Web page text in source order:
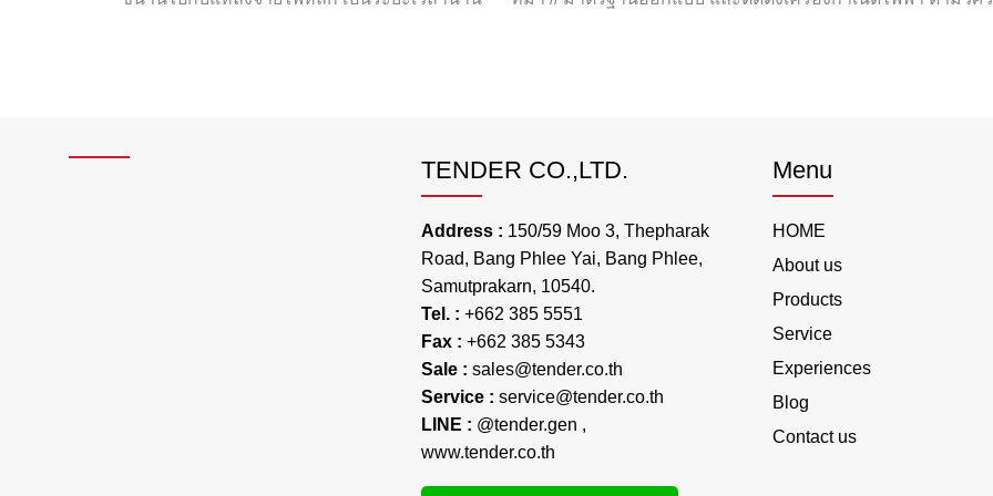
TENDER CO.,LTD.
Address : 150/59 Moo 3, Thepharak
Road, Bang Phlee Yai, Bang Phlee,
Samutprakarn, 10540.
Tel. : +662 385 5551
Fax : +662 385 5343
Sale : sales@tender.co.th
Service : service@tender.co.th
LINE : @tender.gen ,
www.tender.co.th
Menu
HOME
About us
Products
Service
Experiences
Blog
Contact us